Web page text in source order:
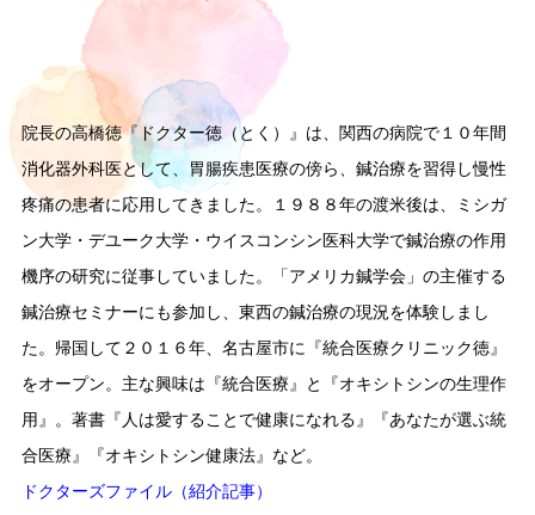
院長の高橋徳『ドクター徳（とく）』は、関西の病院で１０年間
消化器外科医として、胃腸疾患医療の傍ら、鍼治療を習得し慢性
疼痛の患者に応用してきました。１９８８年の渡米後は、ミシガ
ン大学・デユーク大学・ウイスコンシン医科大学で鍼治療の作用
機序の研究に従事していました。「アメリカ鍼学会」の主催する
鍼治療セミナーにも参加し、東西の鍼治療の現況を体験しまし
た。帰国して２０１６年、名古屋市に『統合医療クリニック徳』
をオープン。主な興味は『統合医療』と『オキシトシンの生理作
用』。著書『人は愛することで健康になれる』『あなたが選ぶ統
合医療』『オキシトシン健康法』など。
ドクターズファイル（紹介記事）